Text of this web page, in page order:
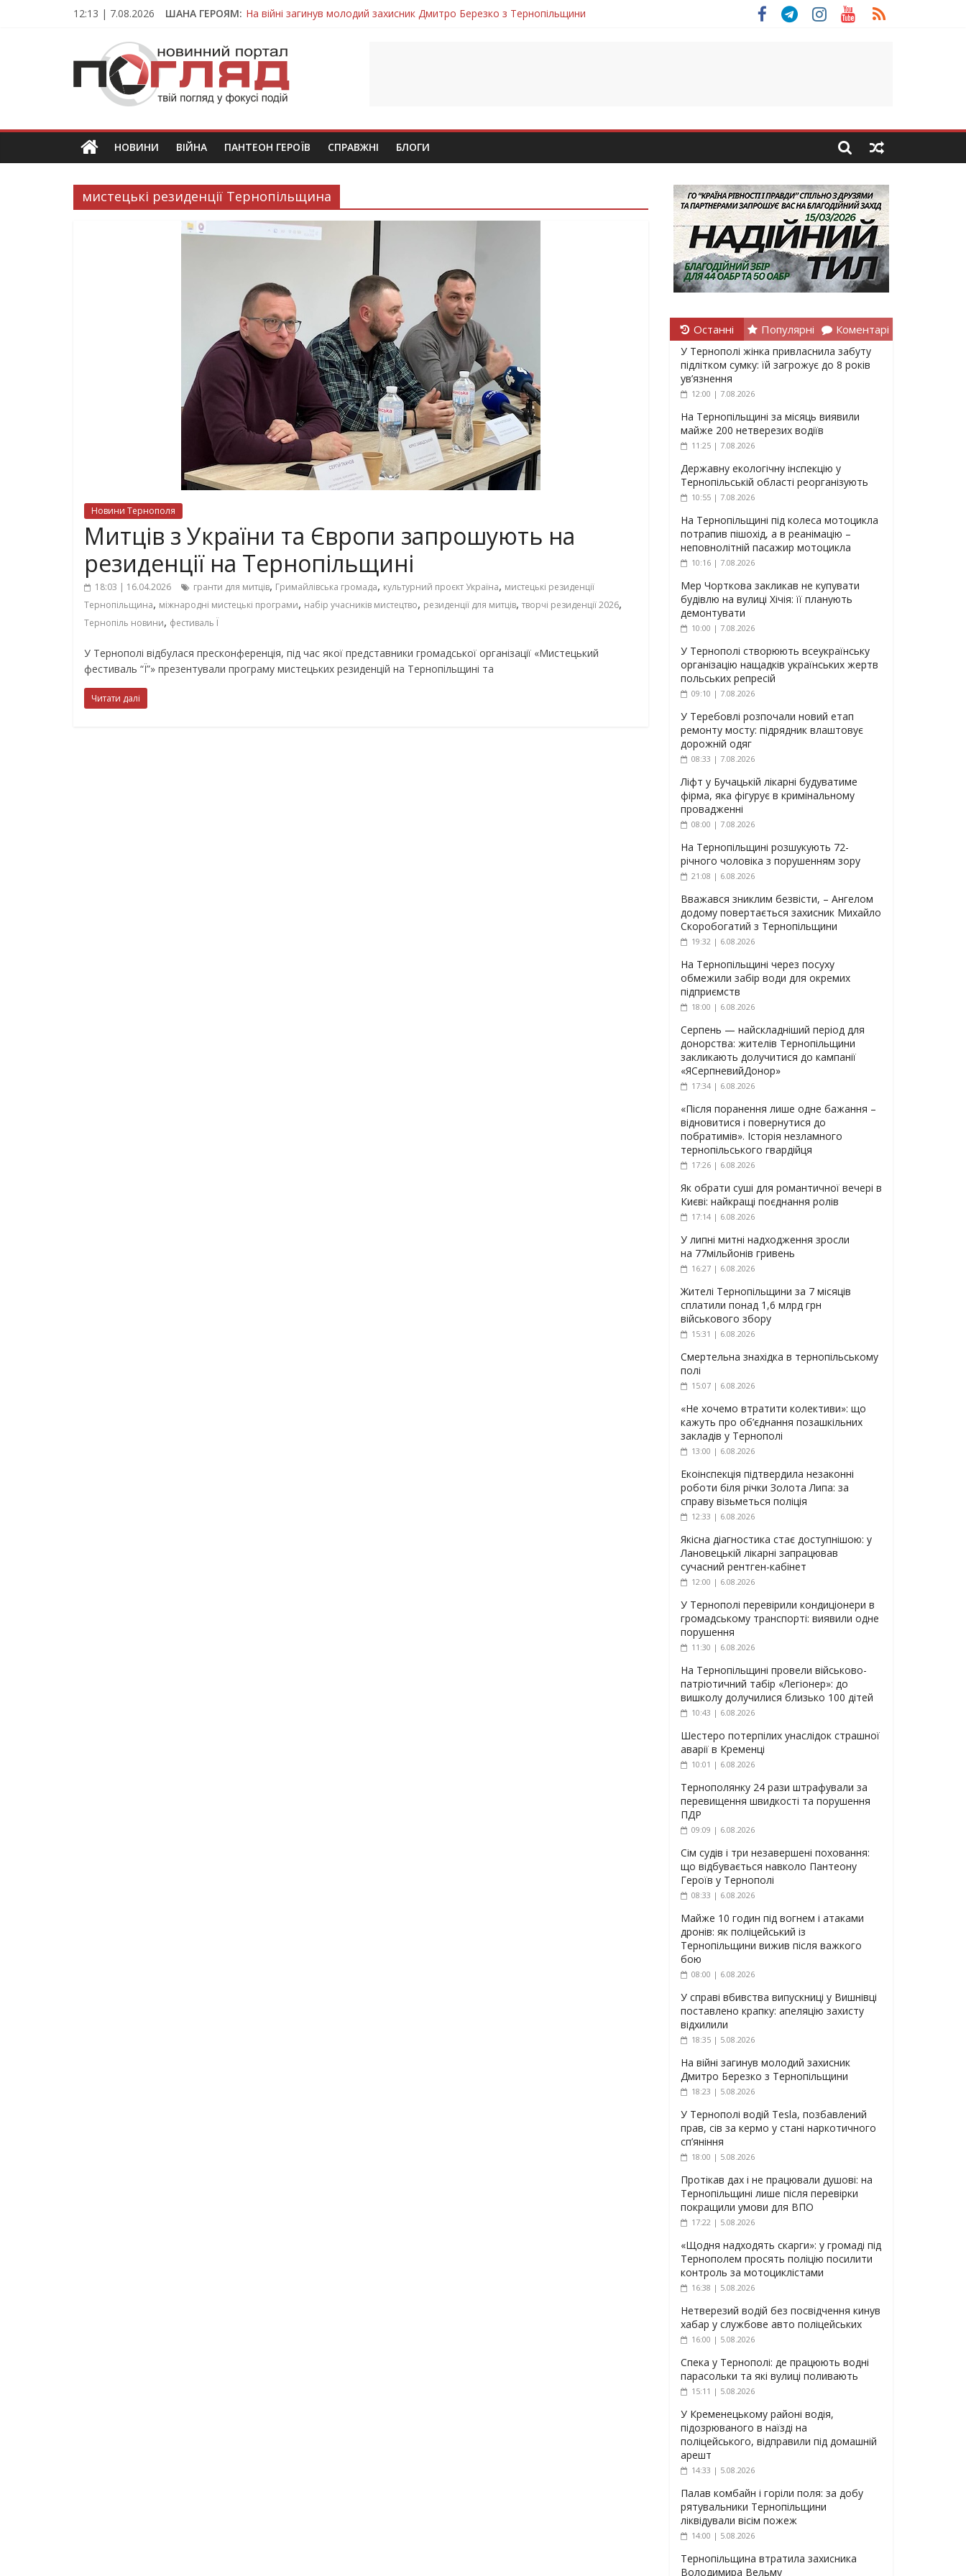
12:13 | 7.08.2026 ШАНА ГЕРОЯМ: На війні загинув молодий захисник Дмитро Березко з Тернопільщини
Захисник з Тернопільщини Петро Федів повертається до рідного дому «на щиті»
Тернопільщина в скорботі: на щиті повертається воїн Володимир Паламарчук
Вважався зниклим безвісти, – Ангелом додому повертається захисник Михайло Скоробогатий з Тернопільщини
ПОГЛЯД
Новини
Тернополя.
новини
та
НОВИНИ ВІЙНА ПАНТЕОН ГЕРОЇВ СПРАВЖНІ БЛОГИ
мистецькі резиденції Тернопільщина
Новини Тернополя
Митців з України та Європи запрошують на
резиденції на Тернопільщині
18:03 | 16.04.2026 гранти для митців, Гримайлівська громада, культурний проєкт Україна, мистецькі резиденції
Тернопільщина, міжнародні мистецькі програми, набір учасників мистецтво, резиденції для митців, творчі резиденції 2026,
Тернопіль новини, фестиваль Ї
У Тернополі відбулася пресконференція, під час якої представники громадської організації «Мистецький
фестиваль “Ї”» презентували програму мистецьких резиденцій на Тернопільщині та
Читати далі
Останні Популярні Коментарі
У Тернополі жінка привласнила забуту
підлітком сумку: їй загрожує до 8 років
ув’язнення
12:00 | 7.08.2026
На Тернопільщині за місяць виявили
майже 200 нетверезих водіїв
11:25 | 7.08.2026
Державну екологічну інспекцію у
Тернопільській області реорганізують
10:55 | 7.08.2026
На Тернопільщині під колеса мотоцикла
потрапив пішохід, а в реанімацію –
неповнолітній пасажир мотоцикла
10:16 | 7.08.2026
Мер Чорткова закликав не купувати
будівлю на вулиці Хічія: її планують
демонтувати
10:00 | 7.08.2026
У Тернополі створюють всеукраїнську
організацію нащадків українських жертв
польських репресій
09:10 | 7.08.2026
У Теребовлі розпочали новий етап
ремонту мосту: підрядник влаштовує
дорожній одяг
08:33 | 7.08.2026
Ліфт у Бучацькій лікарні будуватиме
фірма, яка фігурує в кримінальному
провадженні
08:00 | 7.08.2026
На Тернопільщині розшукують 72-
річного чоловіка з порушенням зору
21:08 | 6.08.2026
Вважався зниклим безвісти, – Ангелом
додому повертається захисник Михайло
Скоробогатий з Тернопільщини
19:32 | 6.08.2026
На Тернопільщині через посуху
обмежили забір води для окремих
підприємств
18:00 | 6.08.2026
Серпень — найскладніший період для
донорства: жителів Тернопільщини
закликають долучитися до кампанії
«ЯСерпневийДонор»
17:34 | 6.08.2026
«Після поранення лише одне бажання –
відновитися і повернутися до
побратимів». Історія незламного
тернопільського гвардійця
17:26 | 6.08.2026
Як обрати суші для романтичної вечері в
Києві: найкращі поєднання ролів
17:14 | 6.08.2026
У липні митні надходження зросли
на 77мільйонів гривень
16:27 | 6.08.2026
Жителі Тернопільщини за 7 місяців
сплатили понад 1,6 млрд грн
військового збору
15:31 | 6.08.2026
Смертельна знахідка в тернопільському
полі
15:07 | 6.08.2026
«Не хочемо втратити колективи»: що
кажуть про об’єднання позашкільних
закладів у Тернополі
13:00 | 6.08.2026
Екоінспекція підтвердила незаконні
роботи біля річки Золота Липа: за
справу візьметься поліція
12:33 | 6.08.2026
Якісна діагностика стає доступнішою: у
Лановецькій лікарні запрацював
сучасний рентген-кабінет
12:00 | 6.08.2026
У Тернополі перевірили кондиціонери в
громадському транспорті: виявили одне
порушення
11:30 | 6.08.2026
На Тернопільщині провели військово-
патріотичний табір «Легіонер»: до
вишколу долучилися близько 100 дітей
10:43 | 6.08.2026
Шестеро потерпілих унаслідок страшної
аварії в Кременці
10:01 | 6.08.2026
Тернополянку 24 рази штрафували за
перевищення швидкості та порушення
ПДР
09:09 | 6.08.2026
Сім судів і три незавершені поховання:
що відбувається навколо Пантеону
Героїв у Тернополі
08:33 | 6.08.2026
Майже 10 годин під вогнем і атаками
дронів: як поліцейський із
Тернопільщини вижив після важкого
бою
08:00 | 6.08.2026
У справі вбивства випускниці у Вишнівці
поставлено крапку: апеляцію захисту
відхилили
18:35 | 5.08.2026
На війні загинув молодий захисник
Дмитро Березко з Тернопільщини
18:23 | 5.08.2026
У Тернополі водій Tesla, позбавлений
прав, сів за кермо у стані наркотичного
сп’яніння
18:00 | 5.08.2026
Протікав дах і не працювали душові: на
Тернопільщині лише після перевірки
покращили умови для ВПО
17:22 | 5.08.2026
«Щодня надходять скарги»: у громаді під
Тернополем просять поліцію посилити
контроль за мотоциклістами
16:38 | 5.08.2026
Нетверезий водій без посвідчення кинув
хабар у службове авто поліцейських
16:00 | 5.08.2026
Спека у Тернополі: де працюють водні
парасольки та які вулиці поливають
15:11 | 5.08.2026
У Кременецькому районі водія,
підозрюваного в наїзді на
поліцейського, відправили під домашній
арешт
14:33 | 5.08.2026
Палав комбайн і горіли поля: за добу
рятувальники Тернопільщини
ліквідували вісім пожеж
14:00 | 5.08.2026
Тернопільщина втратила захисника
Володимира Вельму